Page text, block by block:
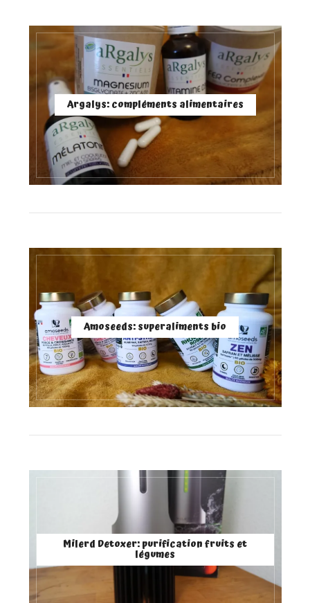
Argalys: compléments alimentaires
Amoseeds: superaliments bio
Milerd Detoxer: purification fruits et
légumes